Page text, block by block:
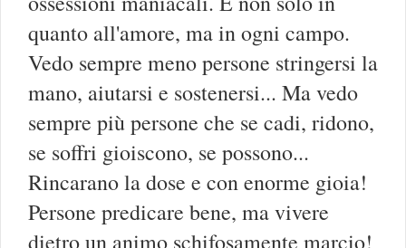
quanto all'amore, ma in ogni campo.
Vedo sempre meno persone stringersi la
mano, aiutarsi e sostenersi... Ma vedo
sempre più persone che se cadi, ridono,
se soffri gioiscono, se possono...
Rincarano la dose e con enorme gioia!
Persone predicare bene, ma vivere
dietro un animo schifosamente marcio!